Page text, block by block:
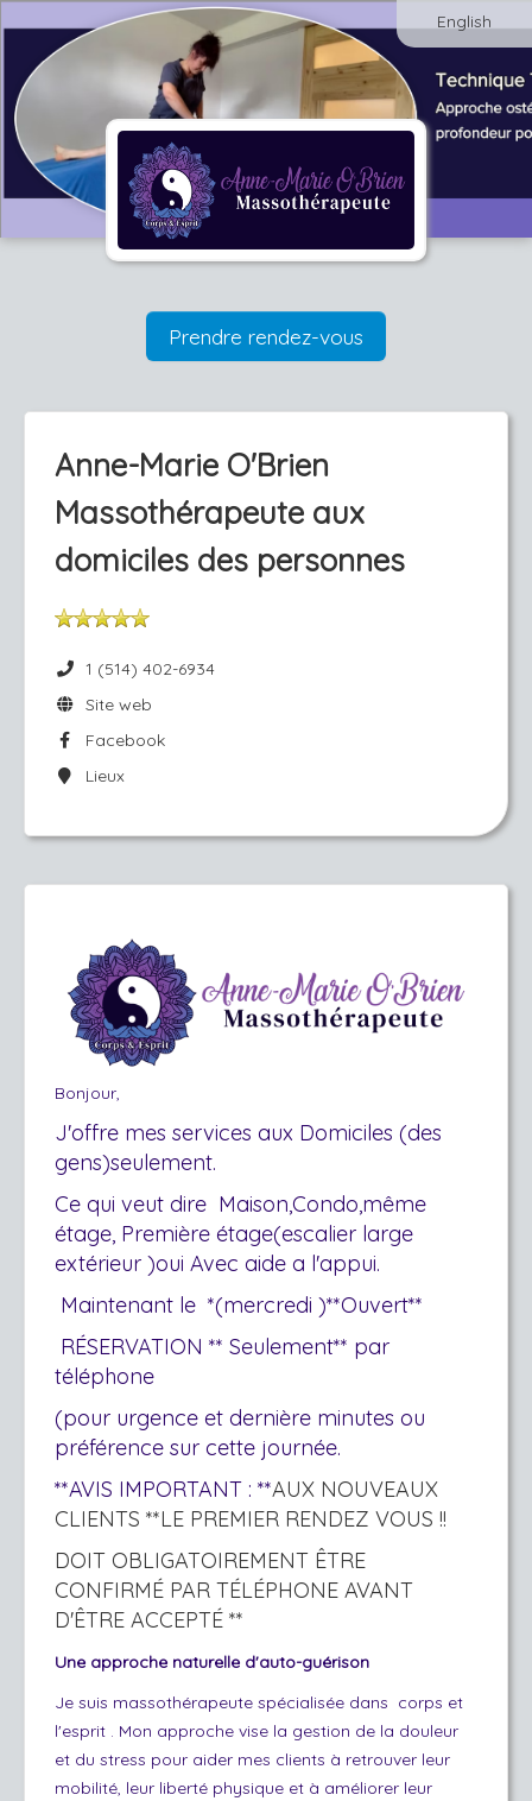
English
Prendre rendez-vous
Anne-Marie O'Brien
Massothérapeute aux
domiciles des personnes
1 (514) 402-6934
Site web
Facebook
Lieux
Bonjour,
J'offre mes services aux Domiciles (des
gens)seulement.
Ce qui veut dire Maison,Condo,même
étage, Première étage(escalier large
extérieur )oui Avec aide a l'appui.
Maintenant le *(mercredi )**Ouvert**
RÉSERVATION ** Seulement** par
téléphone
(pour urgence et dernière minutes ou
préférence sur cette journée.
**AVIS IMPORTANT : **AUX NOUVEAUX
CLIENTS **LE PREMIER RENDEZ VOUS !!
DOIT OBLIGATOIREMENT ÊTRE
CONFIRMÉ PAR TÉLÉPHONE AVANT
D'ÊTRE ACCEPTÉ **
Une approche naturelle d'auto-guérison
Je suis massothérapeute spécialisée dans corps et
l'esprit . Mon approche vise la gestion de la douleur
et du stress pour aider mes clients à retrouver leur
mobilité, leur liberté physique et à améliorer leur